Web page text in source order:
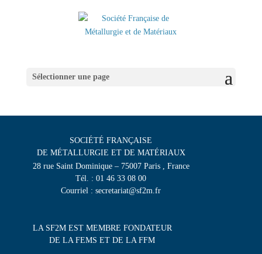
Sélectionner une page
SOCIÉTÉ FRANÇAISE
DE MÉTALLURGIE ET DE MATÉRIAUX
28 rue Saint Dominique – 75007 Paris , France
Tél. : 01 46 33 08 00
Courriel : secretariat@sf2m.fr
LA SF2M EST MEMBRE FONDATEUR
DE LA FEMS ET DE LA FFM